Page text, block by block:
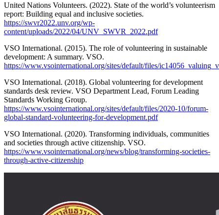
United Nations Volunteers. (2022). State of the world’s volunteerism
report: Building equal and inclusive societies.
https://swvr2022.unv.org/wp-
content/uploads/2022/04/UNV_SWVR_2022.pdf
VSO International. (2015). The role of volunteering in sustainable
development: A summary. VSO.
https://www.vsointernational.org/sites/default/files/
VSO International. (2018). Global volunteering for development
standards desk review. VSO Department Lead, Forum Leading
Standards Working Group.
https://www.vsointernational.org/sites/default/files/2020-10/forum-
global-standard-volunteering-for-development.pdf
VSO International. (2020). Transforming individuals, communities
and societies through active citizenship. VSO.
https://www.vsointernational.org/news/blog/transforming-societies-
through-active-citizenship